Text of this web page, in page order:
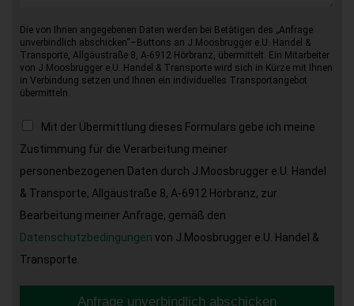
Die von Ihnen angegebenen Daten werden bei Betätigen des „Anfrage
unverbindlich abschicken“–Buttons an J.Moosbrugger e.U. Handel &
Transporte, Allgäustraße 8, A-6912 Hörbranz, übermittelt. Ein Mitarbeiter
von J.Moosbrugger e.U. Handel & Transporte wird sich in Kürze mit Ihnen
in Verbindung setzen und Ihnen ein individuelles Transportangebot
übermitteln.
Mit der Übermittlung dieses Formulars gebe ich meine
Zustimmung für die Verarbeitung meiner
personenbezogenen Daten durch J.Moosbrugger e.U. Handel
& Transporte, Allgäustraße 8, A-6912 Hörbranz, zur
Bearbeitung meiner Anfrage, gemäß den
Datenschutzbedingungen von J.Moosbrugger e.U. Handel &
Transporte.
Anfrage unverbindlich abschicken